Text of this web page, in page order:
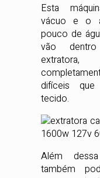
Esta
vácuo e o
pouco de
vão
extratora,
difíceis
tecido.
Além
também